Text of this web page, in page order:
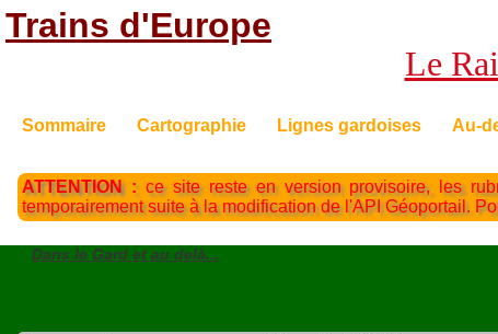
Trains d'Europe
Le
Sommaire Cartographie Lignes gardoises Au-
ATTENTION :ce site reste en version provisoire, les
temporairement suite à la modification de l'API Géoportail.
Dans le Gard et au delà...